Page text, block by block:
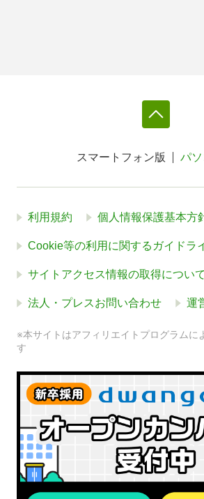
スマートフォン版 パ
利用規約 個人情報保護基本方
Cookie等の利用に関するガイドラ
サイトアクセス情報の取得について
法人・プレスお問い合わせ 運
※本サイトはアフィリエイトプログラムに
す